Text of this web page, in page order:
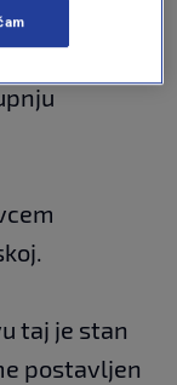
veću od
"prali"
taj je stan
postavljen